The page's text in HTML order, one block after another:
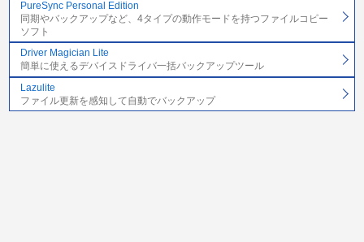
PureSync Personal Edition
同期やバックアップなど、4タイプの動作モードを持つファイルコピー
ソフト
Driver Magician Lite
簡単に使えるデバイスドライバ一括バックアップツール
Lazulite
ファイル更新を感知して自動でバックアップ